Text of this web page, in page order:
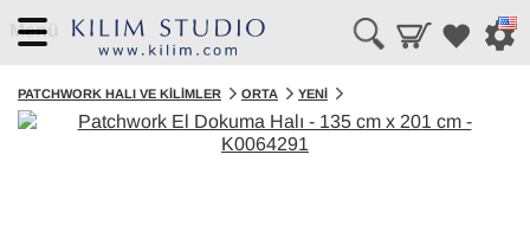
Menü
PATCHWORK HALI VE KILIMLER ORTA YENI